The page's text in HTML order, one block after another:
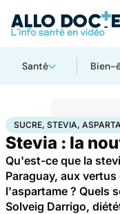
Santé Bien-
AccueilSantéSucre, stevia,
SUCRE, STEVIA,
Stevia : la
Qu'est-ce que la
Paraguay, aux
l'aspartame ? Quels
Solveig Darrigo,